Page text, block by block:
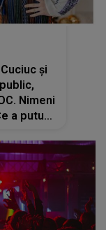
și
Nimeni
a putut